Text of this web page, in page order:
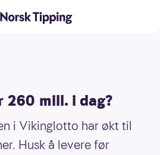
260 mill. i dag?
i Vikinglotto har økt til
Husk å levere før